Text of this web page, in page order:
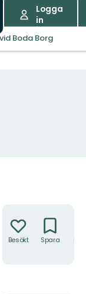
Logga
in
Boda Borg
Besökt Spara